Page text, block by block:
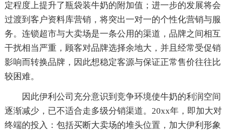
定程度上提升了瓶袋装牛奶的附加值；进一步的发展将会
过渡到客户资料库营销，将突出一对一的个性化营销与服
务。连锁超市与大卖场是一条公用的渠道，品牌之间相互
干扰相当严重，顾客对品牌选择余地大，并且经常受促销
影响而转换品牌，因此想稳定客源与保证正常售价往往比
较困难。
因此伊利公司充分意识到竞争环境使牛奶的利润空间
逐渐减少，已不适合走多级分销渠道。20xx年，即加大对
终端的投入：包括买断大卖场的堆头位置，加大伊利形象